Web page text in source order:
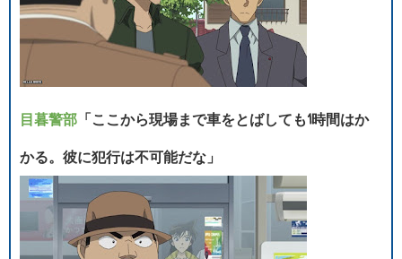
目暮警部 「ここから現場まで車をとばしても1時間はか
かる。彼に犯行は不可能だな」